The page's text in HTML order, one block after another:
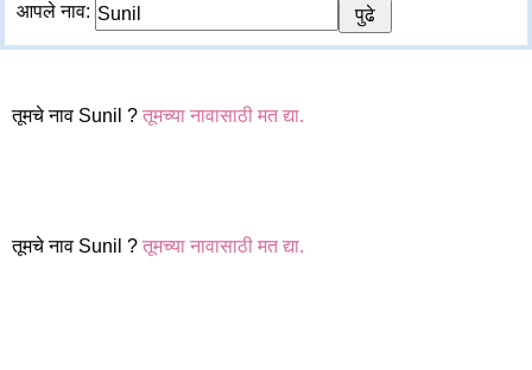
आपले नाव:
तूमचे नाव Sunil ? तूमच्या नावासाठी मत द्या.
तूमचे नाव Sunil ? तूमच्या नावासाठी मत द्या.